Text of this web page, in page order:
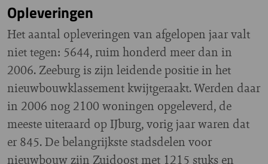
Opleveringen
Het aantal opleveringen van afgelopen jaar valt
niet tegen: 5644, ruim honderd meer dan in
2006. Zeeburg is zijn leidende positie in het
nieuwbouwklassement kwijtgeraakt. Werden daar
in 2006 nog 2100 woningen opgeleverd, de
meeste uiteraard op IJburg, vorig jaar waren dat
er 845. De belangrijkste stadsdelen voor
nieuwbouw zijn Zuidoost met 1215 stuks en